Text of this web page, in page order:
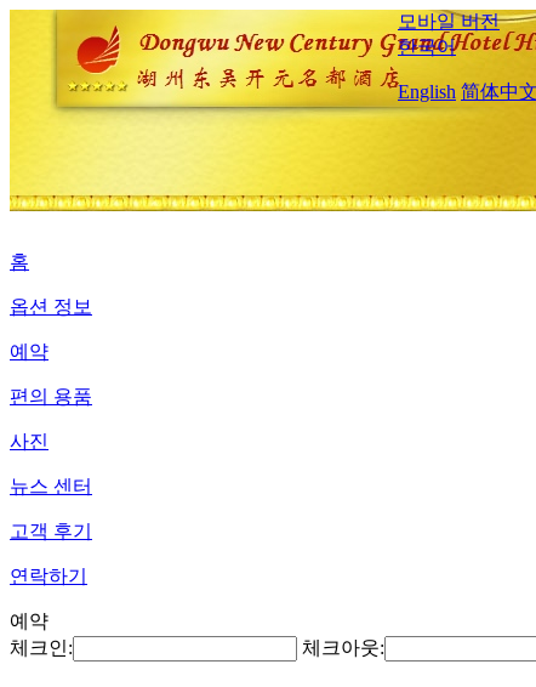
모바일 버전
한국어
English 简体中文
홈
옵션 정보
예약
편의 용품
사진
뉴스 센터
고객 후기
연락하기
예약
체크인:
체크아웃: